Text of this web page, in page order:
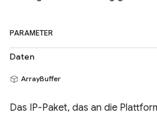
PARAMETER
Daten
ArrayBuffer
Das IP-Paket, das an die